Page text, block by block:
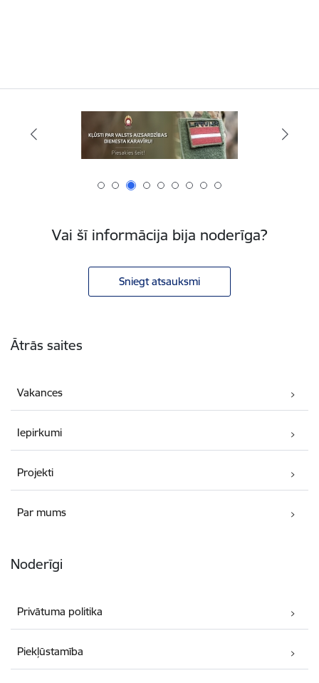
Vai šī informācija bija noderīga?
Sniegt atsauksmi
Ātrās saites
Vakances
Iepirkumi
Projekti
Par mums
Noderīgi
Privātuma politika
Piekļūstamība